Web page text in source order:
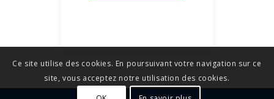
Ce site utilise des cookies. En poursuivant votre navigation sur ce
site, vous acceptez notre utilisation des cookies.